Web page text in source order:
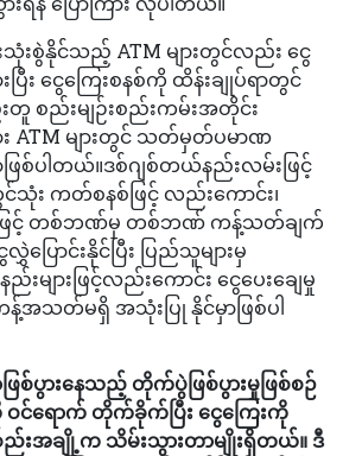
သုံးစွဲနိုင်သည့် ATM များတွင်လည်း ငွေ
ပြီး ငွေကြေးစနစ်ကို ထိန်းချုပ်ရာတွင်
စည်းမျဉ်းစည်းကမ်းအတိုင်း
း ATM များတွင် သတ်မှတ်ပမာဏ
စ်ပါတယ်။ဒစ်ဂျစ်တယ်နည်းလမ်းဖြင့်
သုံး ကတ်စနစ်ဖြင့် လည်းကောင်း၊
ဖြင့် တစ်ဘဏ်မှ တစ်ဘဏ် ကန့်သတ်ချက်
ောင်းနိုင်ပြီး ပြည်သူများမှ
းများဖြင့်လည်းကောင်း ငွေပေးချေမှု
အသတ်မရှိ အသုံးပြု နိုင်မှာဖြစ်ပါ
စ်ပွားနေသည့် တိုက်ပွဲဖြစ်ပွားမှုဖြစ်စဉ်
ရောက် တိုက်ခိုက်ပြီး ငွေကြေးကို
အချို့က သိမ်းသွားတာမျိုးရှိတယ်။ ဒီ